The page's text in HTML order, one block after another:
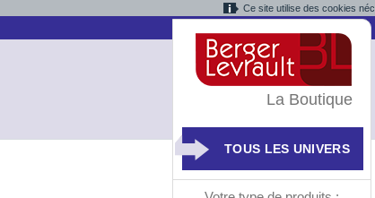
Ce site utilise des cookies
La Boutique
TOUS LES UNIVERS